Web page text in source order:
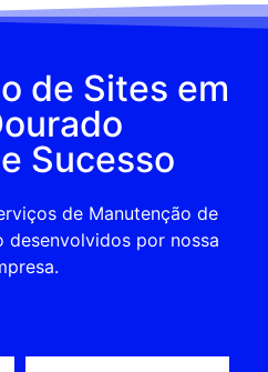
de Sites em
Sucesso
de Manutenção de
desenvolvidos por nossa